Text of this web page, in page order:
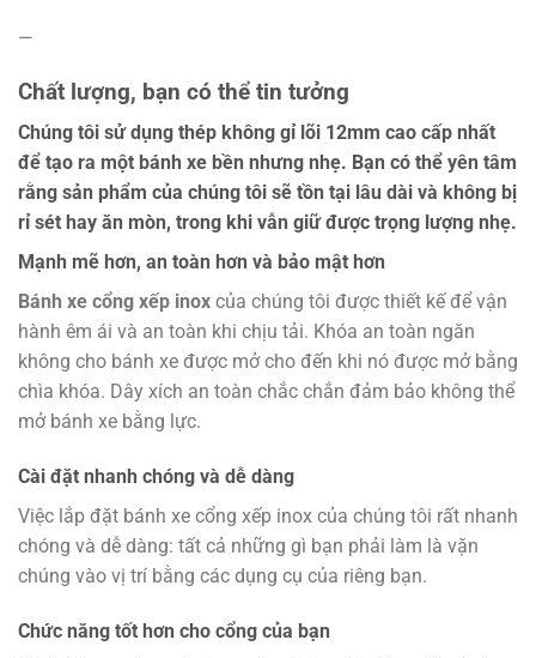
—
Chất lượng, bạn có thể tin tưởng
Chúng tôi sử dụng thép không gỉ lõi 12mm cao cấp nhất
để tạo ra một bánh xe bền nhưng nhẹ. Bạn có thể yên tâm
rằng sản phẩm của chúng tôi sẽ tồn tại lâu dài và không bị
rỉ sét hay ăn mòn, trong khi vẫn giữ được trọng lượng nhẹ.
Mạnh mẽ hơn, an toàn hơn và bảo mật hơn
Bánh xe cổng xếp inox của chúng tôi được thiết kế để vận
hành êm ái và an toàn khi chịu tải. Khóa an toàn ngăn
không cho bánh xe được mở cho đến khi nó được mở bằng
chìa khóa. Dây xích an toàn chắc chắn đảm bảo không thể
mở bánh xe bằng lực.
Cài đặt nhanh chóng và dễ dàng
Việc lắp đặt bánh xe cổng xếp inox của chúng tôi rất nhanh
chóng và dễ dàng: tất cả những gì bạn phải làm là vặn
chúng vào vị trí bằng các dụng cụ của riêng bạn.
Chức năng tốt hơn cho cổng của bạn